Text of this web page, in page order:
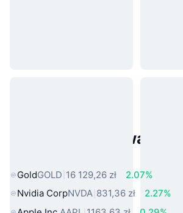
Popularne aktywa ze
GoldGOLD 16 129,26 zł
2.07%
Nvidia CorpNVDA 831,36 zł
2.27%